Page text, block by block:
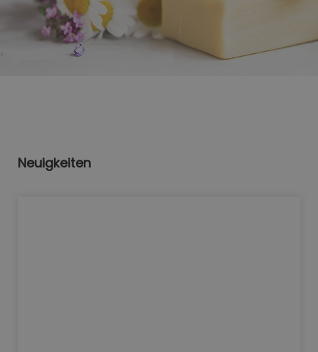
Neuigkeiten